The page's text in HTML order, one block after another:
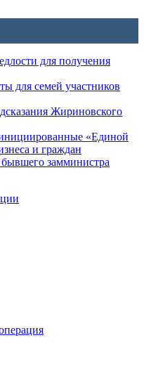
для получения
для семей участников
Жириновского
«Единой
и граждан
замминистра